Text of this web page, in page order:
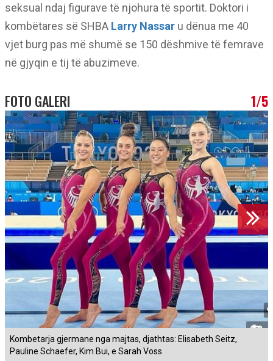
seksual ndaj figurave të njohura të sportit. Doktori i
kombëtares së SHBA Larry Nassar u dënua me 40
vjet burg pas më shumë se 150 dëshmive të femrave
në gjyqin e tij të abuzimeve.
FOTO GALERI 1/5
Kombetarja gjermane nga majtas, djathtas: Elisabeth Seitz,
Pauline Schaefer, Kim Bui, e Sarah Voss